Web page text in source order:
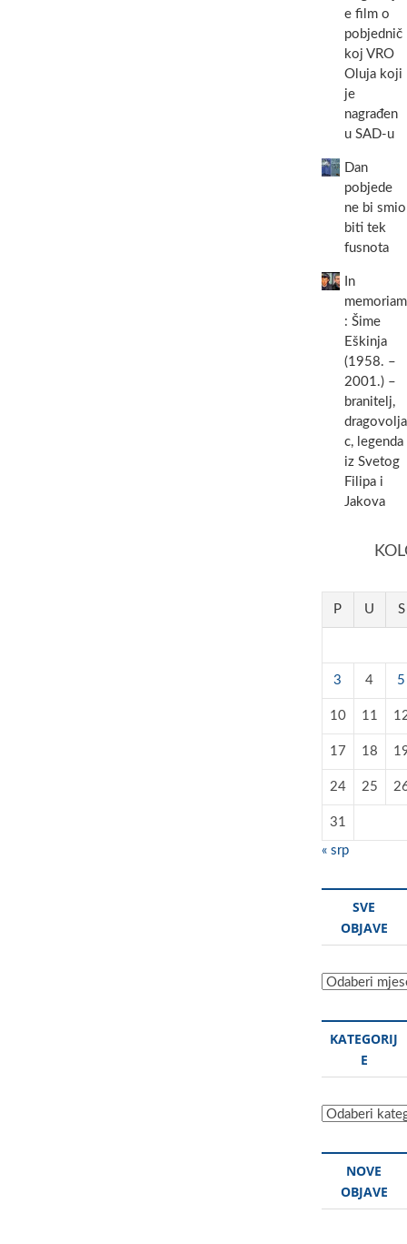
e film o
pobjednič
koj VRO
Oluja koji
je
nagrađen
u SAD-u
Dan
pobjede
ne bi smio
biti tek
fusnota
In
memoriam
: Šime
Eškinja
(1958. –
2001.) –
branitelj,
dragovolja
c, legenda
iz Svetog
Filipa i
Jakova
P U S
3 4 5
10 11
17 18
24 25
31
« srp
SVE
OBJAVE
Sve
KATEGORIJ
E
Kategorije
NOVE
OBJAVE